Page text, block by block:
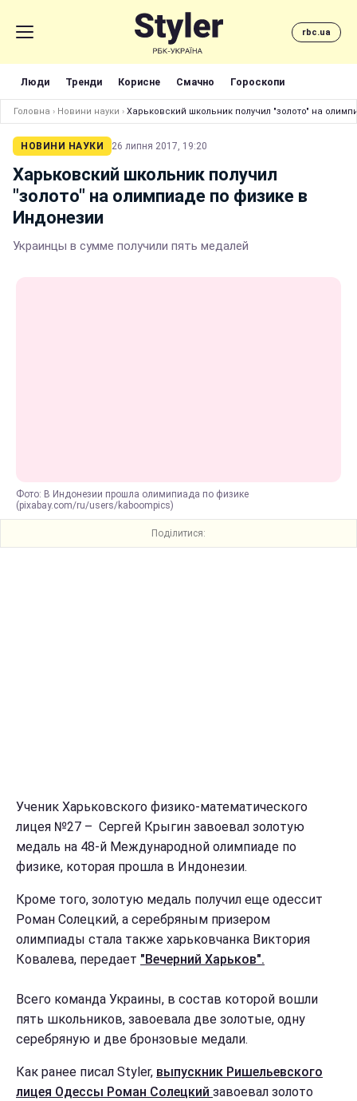
rbc.ua
Люди Тренди Корисне Смачно Гороскопи
Головна › Новини науки › Харьковский школьник получил "золото" на
НОВИНИ НАУКИ 26 липня 2017, 19:20
Харьковский школьник получил
"золото" на олимпиаде по физике в
Индонезии
Украинцы в сумме получили пять медалей
Фото: В Индонезии прошла олимипиада по физике
(pixabay.com/ru/users/kaboompics)
Поділитися:
Ученик Харьковского физико-математического
лицея №27 – Сергей Крыгин завоевал золотую
медаль на 48-й Международной олимпиаде по
физике, которая прошла в Индонезии.
Кроме того, золотую медаль получил еще одессит
Роман Солецкий, а серебряным призером
олимпиады стала также харьковчанка Виктория
Ковалева, передает "Вечерний Харьков".
Всего команда Украины, в состав которой вошли
пять школьников, завоевала две золотые, одну
серебряную и две бронзовые медали.
Как ранее писал Styler, выпускник Ришельевского
лицея Одессы Роман Солецкий завоевал золото